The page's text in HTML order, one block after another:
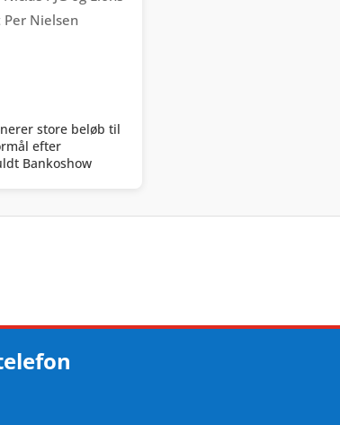
store beløb til
efter
Bankoshow